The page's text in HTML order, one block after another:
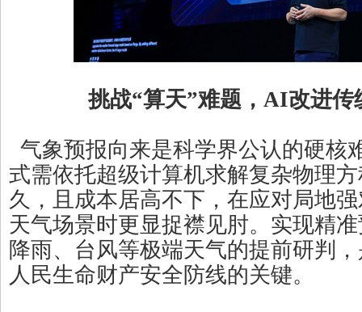
挑战“算天”难题，AI改进传
气象预报向来是科学界公认的硬核
式需依托超级计算机求解复杂物理
久，且成本居高不下，在应对局地
天气场景时更显捉襟见肘。实现精
降雨、台风等极端天气的提前研判
人民生命财产安全防线的关键。